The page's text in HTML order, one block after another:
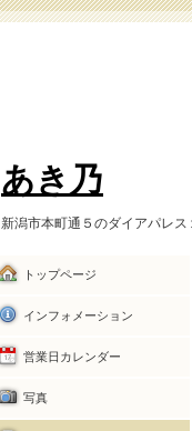
あき乃
新潟市本町通５のダイアパレ
トップページ
インフォメーション
営業日カレンダー
写真